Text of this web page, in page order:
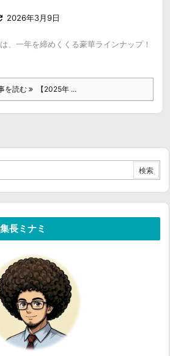
2026年3月9日
、一年を締めくくる豪華ラインナップ！
を読む 【2025年 ...
長ミナミ